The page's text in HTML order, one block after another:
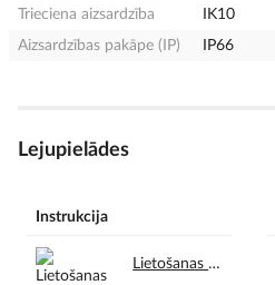
Trieciena aizsardzība
IK10
Aizsardzības pakāpe (IP)
IP66
Lejupielādes
Instrukcija
Lietošanas instrukcijas en.pdf